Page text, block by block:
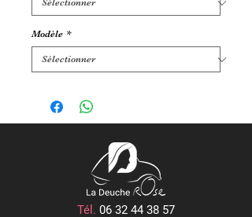
Modèle *
Tél. 06 32 44 38 57